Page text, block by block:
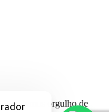
Polo temos orgulho de